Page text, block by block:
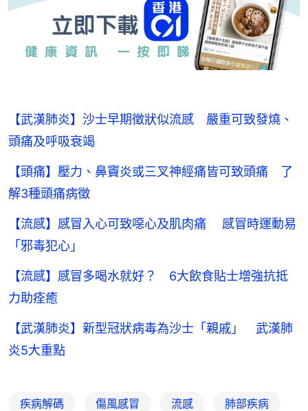
【武漢肺炎】沙士早期徵狀似流感 嚴重可致發燒、
頭痛及呼吸衰竭
【頭痛】壓力、鼻竇炎或三叉神經痛皆可致頭痛 了
解3種頭痛病徵
【流感】感冒入心可致噁心及肌肉痛 感冒時運動易
「邪毒犯心」
【流感】感冒多喝水就好？ 6大飲食貼士增強抗抵
力助痊癒
【武漢肺炎】新型冠狀病毒為沙士「親戚」 武漢肺
炎5大重點
疾病解碼 傷風感冒 流感 肺部疾病